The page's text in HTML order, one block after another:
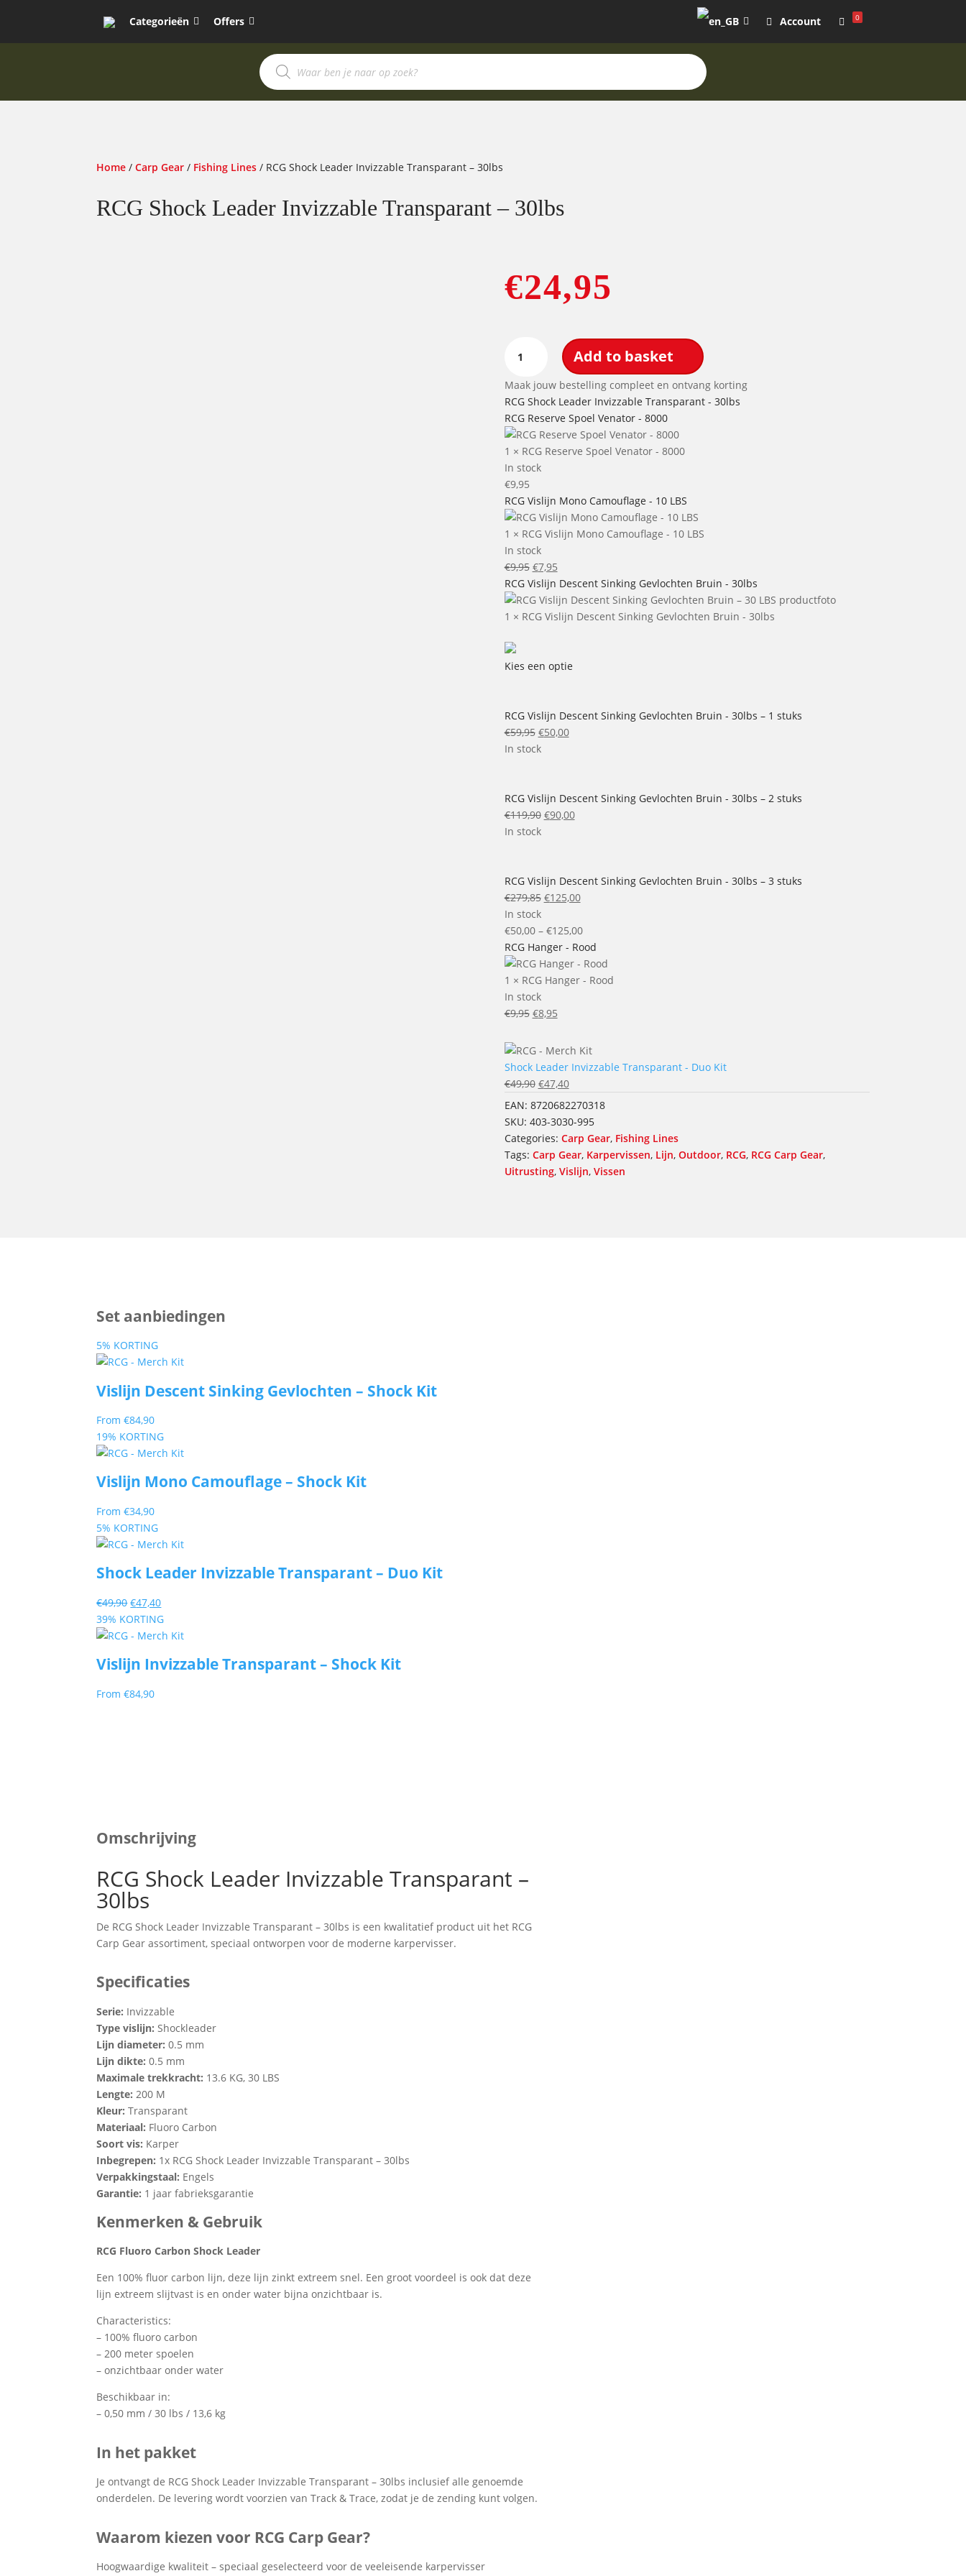
Categorieën Offers 0
Account
Producten
zoeken
Home /Carp Gear / Fishing Lines / RCG Shock Leader Invizzable Transparant – 30lbs
RCG Shock Leader Invizzable Transparant – 30lbs
€24,95
Shock
Invizzable
-
Add to basket
Maak jouw bestelling compleet en ontvang korting
RCG Shock Leader Invizzable Transparant - 30lbs
RCG Reserve Spoel Venator - 8000
1 × RCG Reserve Spoel Venator - 8000
In stock
€9,95
RCG Vislijn Mono Camouflage - 10 LBS
1 × RCG Vislijn Mono Camouflage - 10 LBS
In stock
€9,95 Oorspronkelijke
prijs
was:
€9,95.
€7,95Huidige
prijs
is:
€7,95.
RCG Vislijn Descent Sinking Gevlochten Bruin - 30lbs
1 × RCG Vislijn Descent Sinking Gevlochten Bruin - 30lbs
Kies een optie
RCG Vislijn Descent Sinking Gevlochten Bruin - 30lbs – 1 stuks
€59,95 Oorspronkelijke
prijs
€50,00Huidige
In stock
RCG Vislijn Descent Sinking Gevlochten Bruin - 30lbs – 2 stuks
€119,90 Oorspronkelijke
€90,00Huidige
In stock
RCG Vislijn Descent Sinking Gevlochten Bruin - 30lbs – 3 stuks
€279,85 Oorspronkelijke
was:
€279,85.
€125,00Huidige
is:
€125,00.
In stock
€50,00 – €125,00Price
range:
€50,00
through
RCG Hanger - Rood
1 × RCG Hanger - Rood
In stock
€9,95 Oorspronkelijke
was:
€9,95.
€8,95Huidige
€8,95.
Shock Leader Invizzable Transparant - Duo Kit
€49,90 Oorspronkelijke
prijs
was:
€49,90.
€47,40Huidige
prijs
is:
€47,40.
EAN: 8720682270318
SKU: 403-3030-995
Categories: Carp Gear, Fishing Lines
Tags: Carp Gear, Karpervissen, Lijn, Outdoor, RCG, RCG Carp Gear,
Uitrusting, Vislijn, Vissen
Set aanbiedingen
5% KORTING
Vislijn Descent Sinking Gevlochten – Shock Kit
From€84,90
19% KORTING
Vislijn Mono Camouflage – Shock Kit
From€34,90
5% KORTING
Shock Leader Invizzable Transparant – Duo Kit
€49,90Oorspronkelijke
prijs
was:
€47,40Huidige
prijs
is:
39% KORTING
Vislijn Invizzable Transparant – Shock Kit
From€84,90
Omschrijving
RCG Shock Leader Invizzable Transparant –
30lbs
De RCG Shock Leader Invizzable Transparant – 30lbs is een kwalitatief product uit het RCG
Carp Gear assortiment, speciaal ontworpen voor de moderne karpervisser.
Specificaties
Serie: Invizzable
Type vislijn: Shockleader
Lijn diameter: 0.5 mm
Lijn dikte: 0.5 mm
Maximale trekkracht: 13.6 KG, 30 LBS
Lengte: 200 M
Kleur: Transparant
Materiaal: Fluoro Carbon
Soort vis: Karper
Inbegrepen: 1x RCG Shock Leader Invizzable Transparant – 30lbs
Verpakkingstaal: Engels
Garantie: 1 jaar fabrieksgarantie
Kenmerken & Gebruik
RCG Fluoro Carbon Shock Leader
Een 100% fluor carbon lijn, deze lijn zinkt extreem snel. Een groot voordeel is ook dat deze
lijn extreem slijtvast is en onder water bijna onzichtbaar is.
Characteristics:
– 100% fluoro carbon
– 200 meter spoelen
– onzichtbaar onder water
Beschikbaar in:
– 0,50 mm / 30 lbs / 13,6 kg
In het pakket
Je ontvangt de RCG Shock Leader Invizzable Transparant – 30lbs inclusief alle genoemde
onderdelen. De levering wordt voorzien van Track & Trace, zodat je de zending kunt volgen.
Waarom kiezen voor RCG Carp Gear?
Hoogwaardige kwaliteit – speciaal geselecteerd voor de veeleisende karpervisser